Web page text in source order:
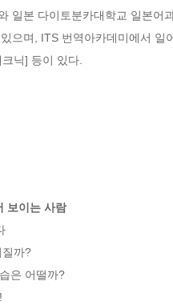
일본 다이토분카대학교 일본
으며, ITS 번역아카데미에서
닉] 등이 있다.
보이는 사람
질까?
은 어떨까?